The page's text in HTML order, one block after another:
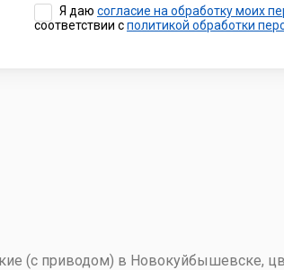
Я даю согласие на обработку моих
соответствии сполитикой обработки
(с приводом) в Новокуйбышевске,